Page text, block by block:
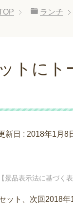
ランチ
トにト
新日 : 2018年1月8
【景品表示法に基づく
ット、次回2018